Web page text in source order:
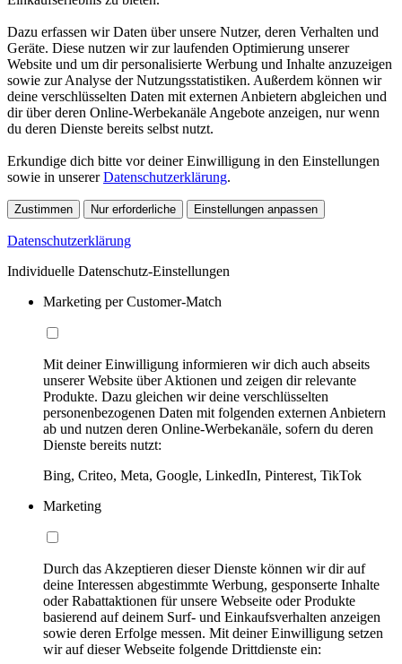
Dazu erfassen wir Daten über unsere Nutzer, deren Verhalten und
Geräte. Diese nutzen wir zur laufenden Optimierung unserer
Website und um dir personalisierte Werbung und Inhalte anzuzeigen
sowie zur Analyse der Nutzungsstatistiken. Außerdem können wir
deine verschlüsselten Daten mit externen Anbietern abgleichen und
dir über deren Online-Werbekanäle Angebote anzeigen, nur wenn
du deren Dienste bereits selbst nutzt.
Erkundige dich bitte vor deiner Einwilligung in den Einstellungen
sowie in unsererDatenschutzerklärung.
Zustimmen Nur erforderliche Einstellungen anpassen
Datenschutzerklärung
Individuelle Datenschutz-Einstellungen
Marketing per Customer-Match
Mit deiner Einwilligung informieren wir dich auch abseits
unserer Website über Aktionen und zeigen dir relevante
Produkte. Dazu gleichen wir deine verschlüsselten
personenbezogenen Daten mit folgenden externen Anbietern
ab und nutzen deren Online-Werbekanäle, sofern du deren
Dienste bereits nutzt:
Bing, Criteo, Meta, Google, LinkedIn, Pinterest, TikTok
Marketing
Durch das Akzeptieren dieser Dienste können wir dir auf
deine Interessen abgestimmte Werbung, gesponserte Inhalte
oder Rabattaktionen für unsere Webseite oder Produkte
basierend auf deinem Surf- und Einkaufsverhalten anzeigen
sowie deren Erfolge messen. Mit deiner Einwilligung setzen
wir auf dieser Webseite folgende Drittdienste ein: